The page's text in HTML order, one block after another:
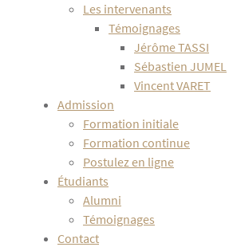
Les intervenants
Témoignages
Jérôme TASSI
Sébastien JUMEL
Vincent VARET
Admission
Formation initiale
Formation continue
Postulez en ligne
Étudiants
Alumni
Témoignages
Contact